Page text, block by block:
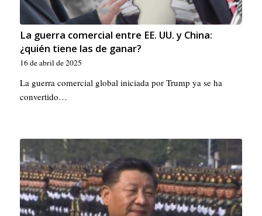
La guerra comercial entre EE. UU. y China:
¿quién tiene las de ganar?
16 de abril de 2025
La guerra comercial global iniciada por Trump ya se ha
convertido…